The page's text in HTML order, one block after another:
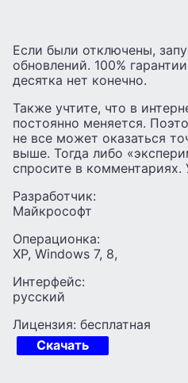
Если были отключены,
обновлений. 100%
десятка нет конечно.
Также учтите, что в
постоянно меняется.
не все может оказаться
выше. Тогда либо
спросите в комментариях.
Разработчик:
Майкрософт
Операционка:
XP, Windows 7, 8,
Интерфейс:
русский
Лицензия: бесплатная
Скачать